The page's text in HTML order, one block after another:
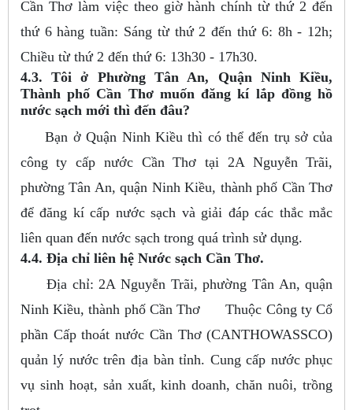
Cần Thơ làm việc theo giờ hành chính từ thứ 2 đến
thứ 6 hàng tuần: Sáng từ thứ 2 đến thứ 6: 8h - 12h;
Chiều từ thứ 2 đến thứ 6: 13h30 - 17h30.
4.3. Tôi ở Phường Tân An, Quận Ninh Kiều,
Thành phố Cần Thơ muốn đăng kí lắp đồng hồ
nước sạch mới thì đến đâu?
Bạn ở Quận Ninh Kiều thì có thể đến trụ sở của
công ty cấp nước Cần Thơ tại 2A Nguyễn Trãi,
phường Tân An, quận Ninh Kiều, thành phố Cần Thơ
để đăng kí cấp nước sạch và giải đáp các thắc mắc
liên quan đến nước sạch trong quá trình sử dụng.
4.4. Địa chỉ liên hệ Nước sạch Cần Thơ.
Địa chỉ: 2A Nguyễn Trãi, phường Tân An, quận
Ninh Kiều, thành phố Cần Thơ Thuộc Công ty Cổ
phần Cấp thoát nước Cần Thơ (CANTHOWASSCO)
quản lý nước trên địa bàn tỉnh. Cung cấp nước phục
vụ sinh hoạt, sản xuất, kinh doanh, chăn nuôi, trồng